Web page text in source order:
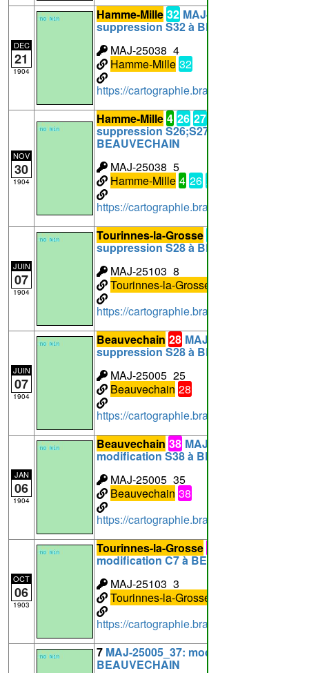
DEC
21
1904
Hamme-Mille 32 MAJ-25038_4:
suppression S32 à BEAUVECHAIN
MAJ-25038_4
Hamme-Mille 32
https://cartographie.brabantwallon.be/
NOV
30
1904
Hamme-Mille 4 26 27
suppression S26;S27;C4 à
BEAUVECHAIN
MAJ-25038_5
Hamme-Mille 4 26 27
https://cartographie.brabantwallon.be/
JUIN
07
1904
Tourinnes-la-Grosse
suppression S28 à BEAUVECHAIN
MAJ-25103_8
Tourinnes-la-Grosse
https://cartographie.brabantwallon.be/
JUIN
07
1904
Beauvechain 28 MAJ-25005_25:
suppression S28 à BEAUVECHAIN
MAJ-25005_25
Beauvechain 28
https://cartographie.brabantwallon.be/
JAN
06
1904
Beauvechain 38 MAJ-25005_35:
modification S38 à BEAUVECHAIN
MAJ-25005_35
Beauvechain 38
https://cartographie.brabantwallon.be/
OCT
06
1903
Tourinnes-la-Grosse
modification C7 à BEAUVECHAIN
MAJ-25103_3
Tourinnes-la-Grosse
https://cartographie.brabantwallon.be/
7 MAJ-25005_37: modification C7 à
BEAUVECHAIN